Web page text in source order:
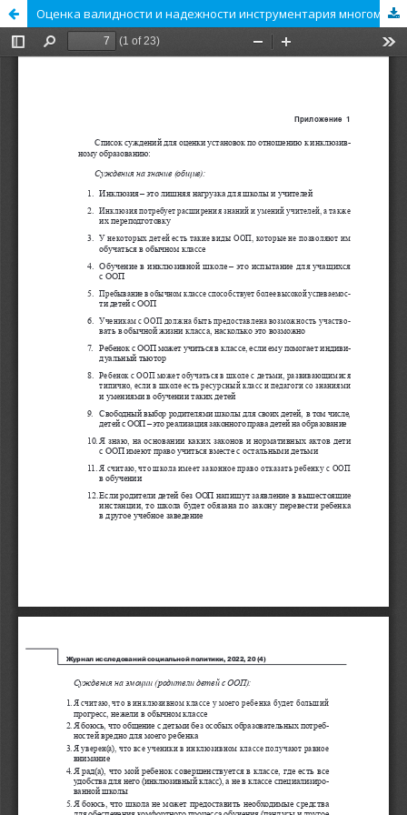
Оценка валидности и надежности инструментария многомерного измерения установок по отношению к инклюзивному образованию детей с ООП